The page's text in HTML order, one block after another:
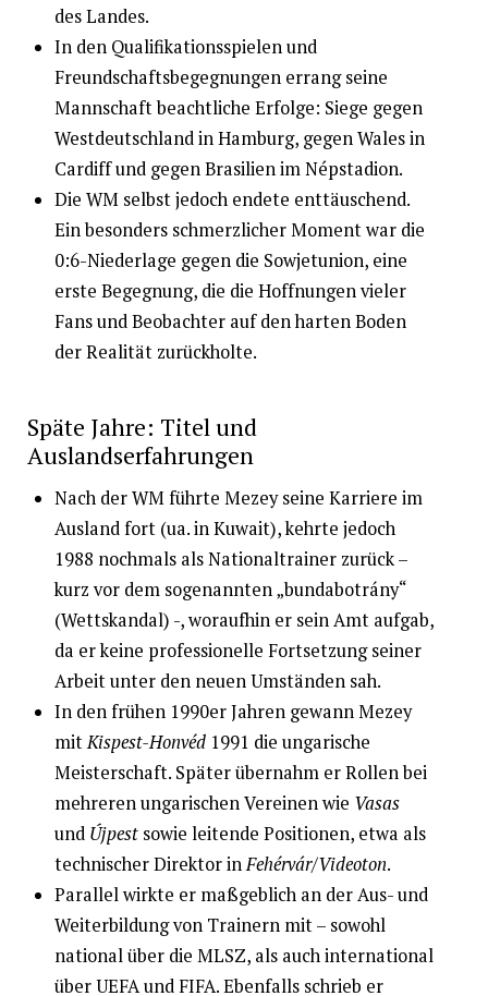
des Landes.
In den Qualifikationsspielen und
Freundschaftsbegegnungen errang seine
Mannschaft beachtliche Erfolge: Siege gegen
Westdeutschland in Hamburg, gegen Wales in
Cardiff und gegen Brasilien im Népstadion.
Die WM selbst jedoch endete enttäuschend.
Ein besonders schmerzlicher Moment war die
0:6-Niederlage gegen die Sowjetunion, eine
erste Begegnung, die die Hoffnungen vieler
Fans und Beobachter auf den harten Boden
der Realität zurückholte.
Späte Jahre: Titel und
Auslandserfahrungen
Nach der WM führte Mezey seine Karriere im
Ausland fort (ua. in Kuwait), kehrte jedoch
1988 nochmals als Nationaltrainer zurück –
kurz vor dem sogenannten „bundabotrány“
(Wettskandal) -, woraufhin er sein Amt aufgab,
da er keine professionelle Fortsetzung seiner
Arbeit unter den neuen Umständen sah.
In den frühen 1990er Jahren gewann Mezey
mitKispest-Honvéd1991 die ungarische
Meisterschaft. Später übernahm er Rollen bei
mehreren ungarischen Vereinen wie Vasas
und Újpestsowie leitende Positionen, etwa als
technischer Direktor inFehérvár/Videoton.
Parallel wirkte er maßgeblich an der Aus- und
Weiterbildung von Trainern mit – sowohl
national über die MLSZ, als auch international
über UEFA und FIFA. Ebenfalls schrieb er